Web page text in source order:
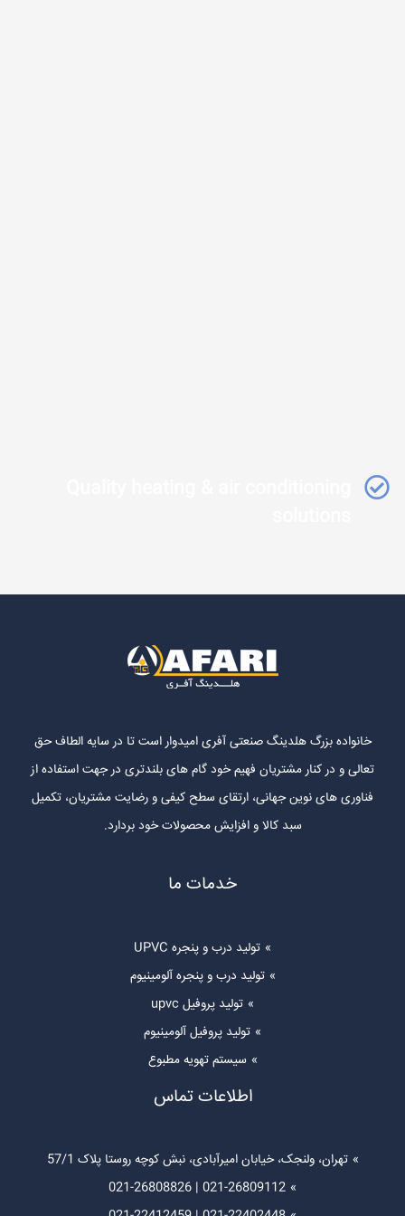
خانواده بزرگ هلدینگ صنعتی آفری امیدوار است تا در سایه الطاف حق
تعالی و در کنار مشتریان فهیم خود گام های بلندتری در جهت استفاده از
فناوری های نوین جهانی، ارتقای سطح کیفی و رضایت مشتریان، تکمیل
سبد کالا و افزایش محصولات خود بردارد.
خدمات ما
تولید درب و پنجره UPVC
تولید درب و پنجره آلومینیوم
تولید پروفیل upvc
تولید پروفیل آلومینیوم
سیستم تهویه مطبوع
اطلاعات تماس
تهران، ولنجک، خیابان امیرآبادی، نبش کوچه روستا پلاک 57/1
021-26809112
|
021-26808826